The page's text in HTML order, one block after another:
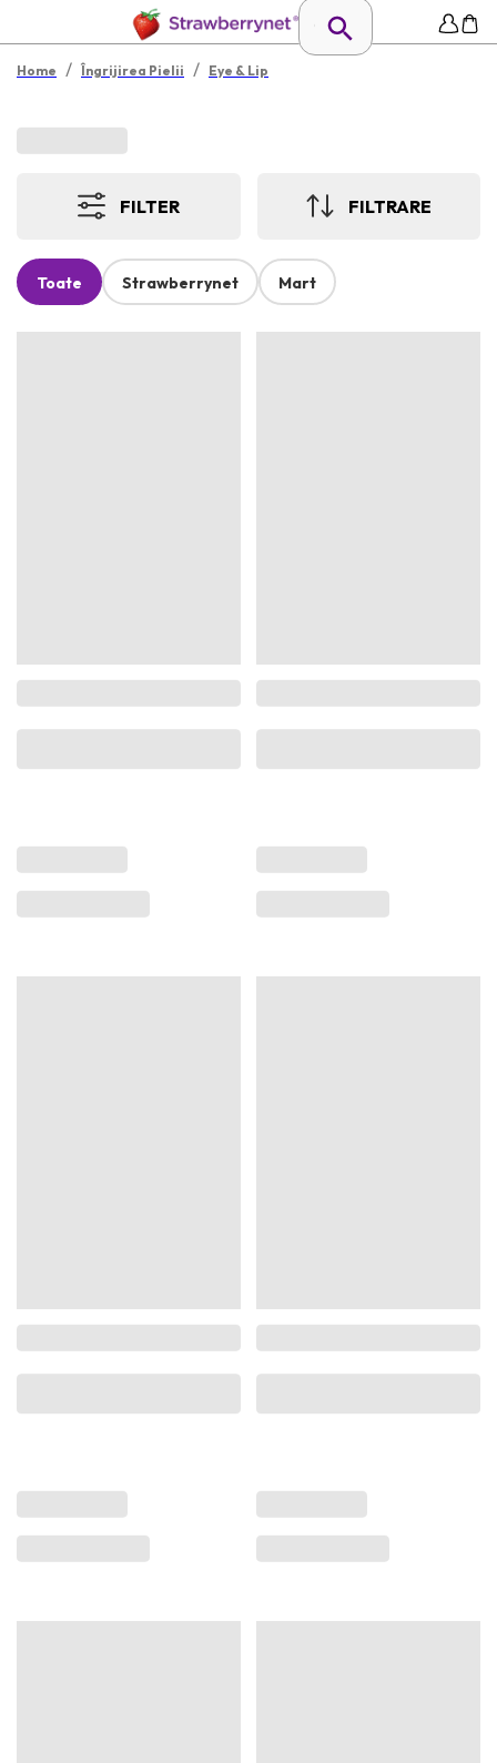
Home / Îngrijirea Pielii / Eye & Lip
FILTER FILTRARE
Toate Strawberrynet Mart